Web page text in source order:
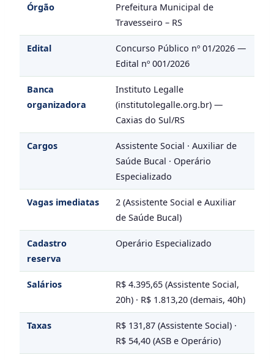
Órgão
Prefeitura Municipal de
Travesseiro – RS
Edital
Concurso Público nº 01/2026 —
Edital nº 001/2026
Banca
organizadora
Instituto Legalle
(institutolegalle.org.br) —
Caxias do Sul/RS
Cargos
Assistente Social · Auxiliar de
Saúde Bucal · Operário
Especializado
Vagas imediatas
2 (Assistente Social e Auxiliar
de Saúde Bucal)
Cadastro
reserva
Operário Especializado
Salários
R$ 4.395,65 (Assistente Social,
20h) · R$ 1.813,20 (demais, 40h)
Taxas
R$ 131,87 (Assistente Social) ·
R$ 54,40 (ASB e Operário)